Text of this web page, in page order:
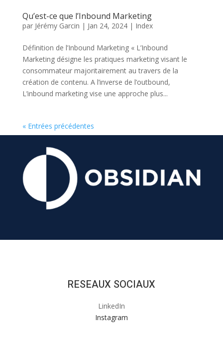
Qu’est-ce que l’Inbound Marketing
par Jérémy Garcin | Jan 24, 2024| Index
Définition de l’Inbound Marketing « L’Inbound
Marketing désigne les pratiques marketing visant le
consommateur majoritairement au travers de la
création de contenu. A l’inverse de l’outbound,
L’inbound marketing vise une approche plus...
« Entrées précédentes
RESEAUX SOCIAUX
LinkedIn
Instagram